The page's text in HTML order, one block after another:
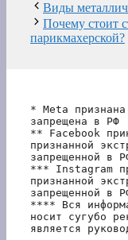
Виды
Почему стоит
парикмахерской?
* Meta признана
запрещена в РФ
** Facebook
признанной
запрещенной в
*** Instagram
признанной
запрещенной в
**** Вся
носит сугубо
является